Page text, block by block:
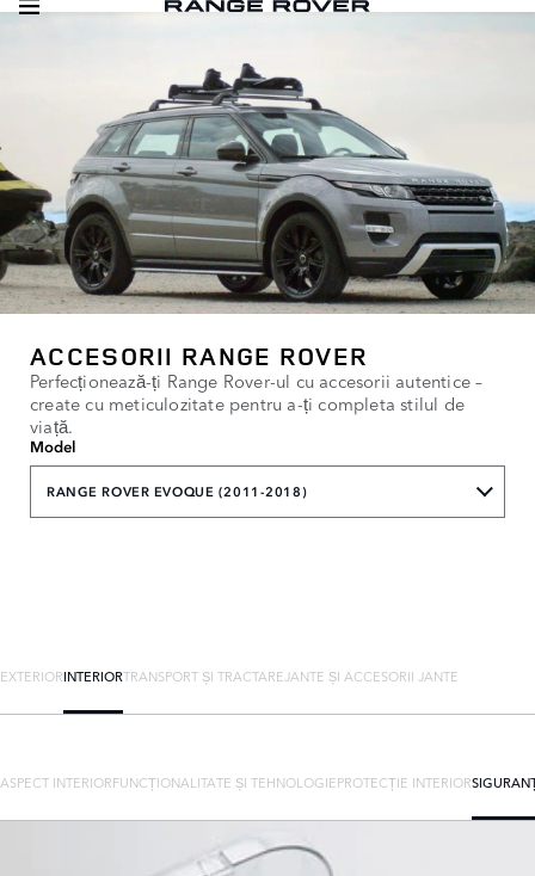
ACCESORII RANGE ROVER
Perfecționează-ți Range Rover-ul cu accesorii autentice –
create cu meticulozitate pentru a-ți completa stilul de
viață.
Model
RANGE ROVER EVOQUE (2011-2018)
EXTERIORINTERIORTRANSPORT ȘI TRACTAREJANTE ȘI ACCESORII JANTE
ASPECT INTERIORFUNCȚIONALITATE ȘI TEHNOLOGIEPROTECȚIE INTERIOR